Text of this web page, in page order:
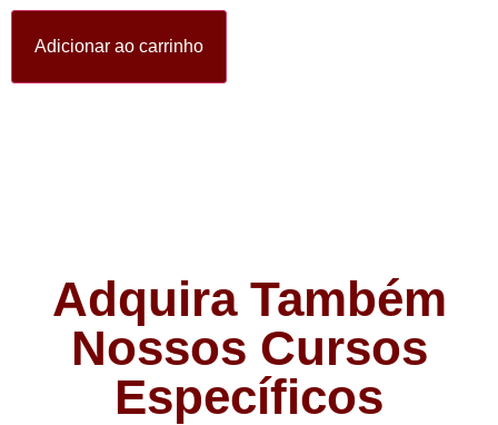
Adicionar ao carrinho
Adquira Também
Nossos Cursos
Específicos